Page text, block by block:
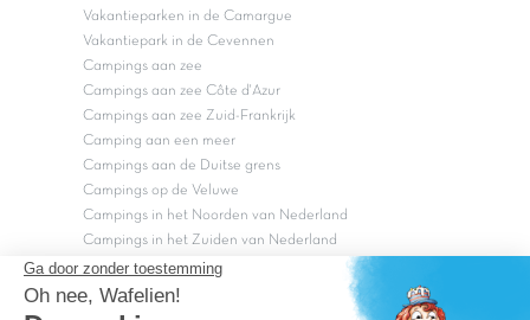
Vakantieparken in de Camargue
Vakantiepark in de Cevennen
Campings aan zee
Campings aan zee Côte d'Azur
Campings aan zee Zuid-Frankrijk
Camping aan een meer
Campings aan de Duitse grens
Campings op de Veluwe
Campings in het Noorden van Nederland
Campings in het Zuiden van Nederland
Copyright Capfun 2026 ©
Bij Capfun solliciteren